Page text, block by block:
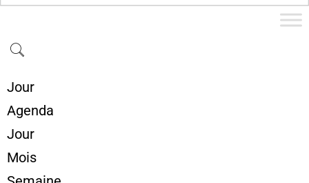
Jour
Agenda
Jour
Mois